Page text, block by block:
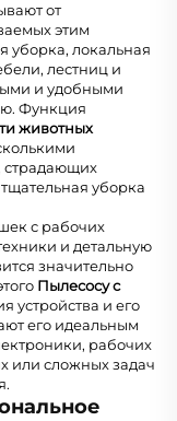
от
этим
уборка, локальная
лестниц и
и удобными
Функция
животных
уборка
с рабочих
и детальную
значительно
Пылесосу с
устройства и его
его идеальным
рабочих
или сложных задач